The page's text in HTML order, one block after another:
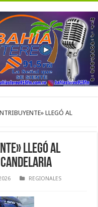
LLEGÓ AL
LLEGÓ AL
REGIONALES